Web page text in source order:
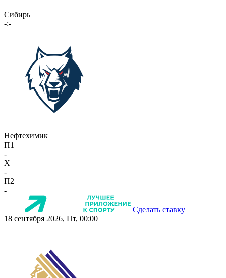
Сибирь
-:-
Нефтехимик
П1
-
X
-
П2
-
Сделать ставку
18 сентября 2026, Пт, 00:00